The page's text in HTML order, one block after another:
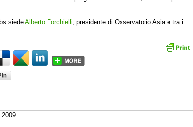
siede Alberto Forchielli, presidente di Osservatorio Asia e tra i
2009